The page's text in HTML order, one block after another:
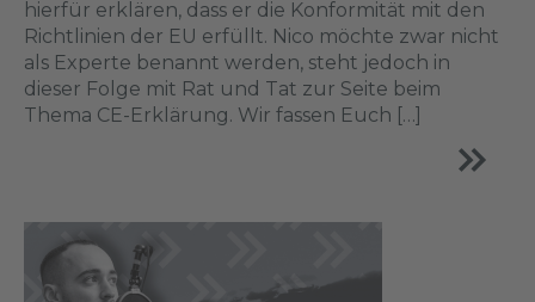
hierfür erklären, dass er die Konformität mit den
Richtlinien der EU erfüllt. Nico möchte zwar nicht
als Experte benannt werden, steht jedoch in
dieser Folge mit Rat und Tat zur Seite beim
Thema CE-Erklärung. Wir fassen Euch […]